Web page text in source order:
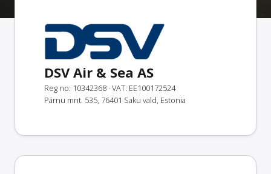
DSV Air & Sea AS
Reg no: 10342368 · VAT: EE100172524
Pärnu mnt. 535, 76401 Saku vald, Estonia